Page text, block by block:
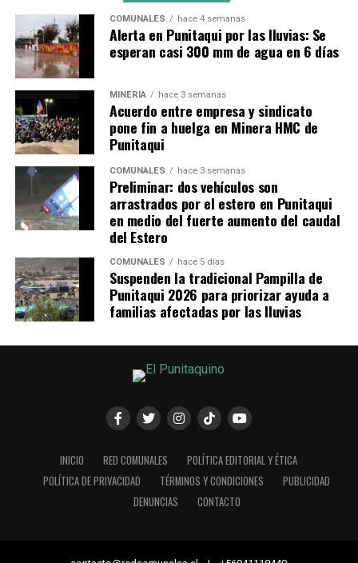
COMUNALES hace 4 semanas
Alerta en Punitaqui por las lluvias: Se
esperan casi 300 mm de agua en 6 días
MINERÍA hace 3 semanas
Acuerdo entre empresa y sindicato
pone fin a huelga en Minera HMC de
Punitaqui
COMUNALES hace 3 semanas
Preliminar: dos vehículos son
arrastrados por el estero en Punitaqui
en medio del fuerte aumento del caudal
del Estero
COMUNALES hace 5 días
Suspenden la tradicional Pampilla de
Punitaqui 2026 para priorizar ayuda a
familias afectadas por las lluvias
INICIO RED COMUNALES
POLÍTICA EDITORIAL Y ÉTICA
POLÍTICA DE PRIVACIDAD
TÉRMINOS Y CONDICIONES
PUBLICIDAD
DENUNCIAS
CONTACTO